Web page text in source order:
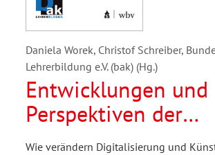
Daniela Worek, Christof Schreiber,
Lehrerbildung e.V. (bak) (Hg.)
Entwicklungen und
Perspektiven der
Fachdidaktiken
Wie verändern Digitalisierung und